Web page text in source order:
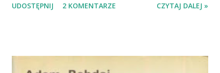
na liście wyzwaniowych lektur. Powstrzymam się od
UDOSTĘPNIJ 2 KOMENTARZE CZYTAJ DALEJ »